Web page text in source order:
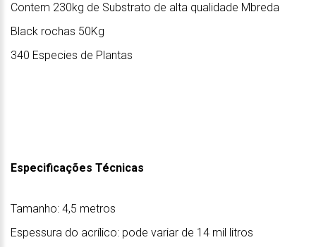
Contem 230kg de Substrato de alta qualidade Mbreda
Black rochas 50Kg
340 Especies de Plantas
Especificações Técnicas
Tamanho: 4,5 metros
Espessura do acrílico: pode variar de 14 mil litros